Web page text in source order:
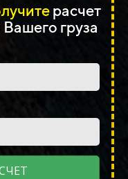
расчет
Вашего груза